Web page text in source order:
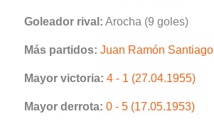
Goleador rival: Arocha (9 goles)
Más partidos: Juan Ramón Santiago
Mayor victoria: 4 - 1 (27.04.1955)
Mayor derrota: 0 - 5 (17.05.1953)